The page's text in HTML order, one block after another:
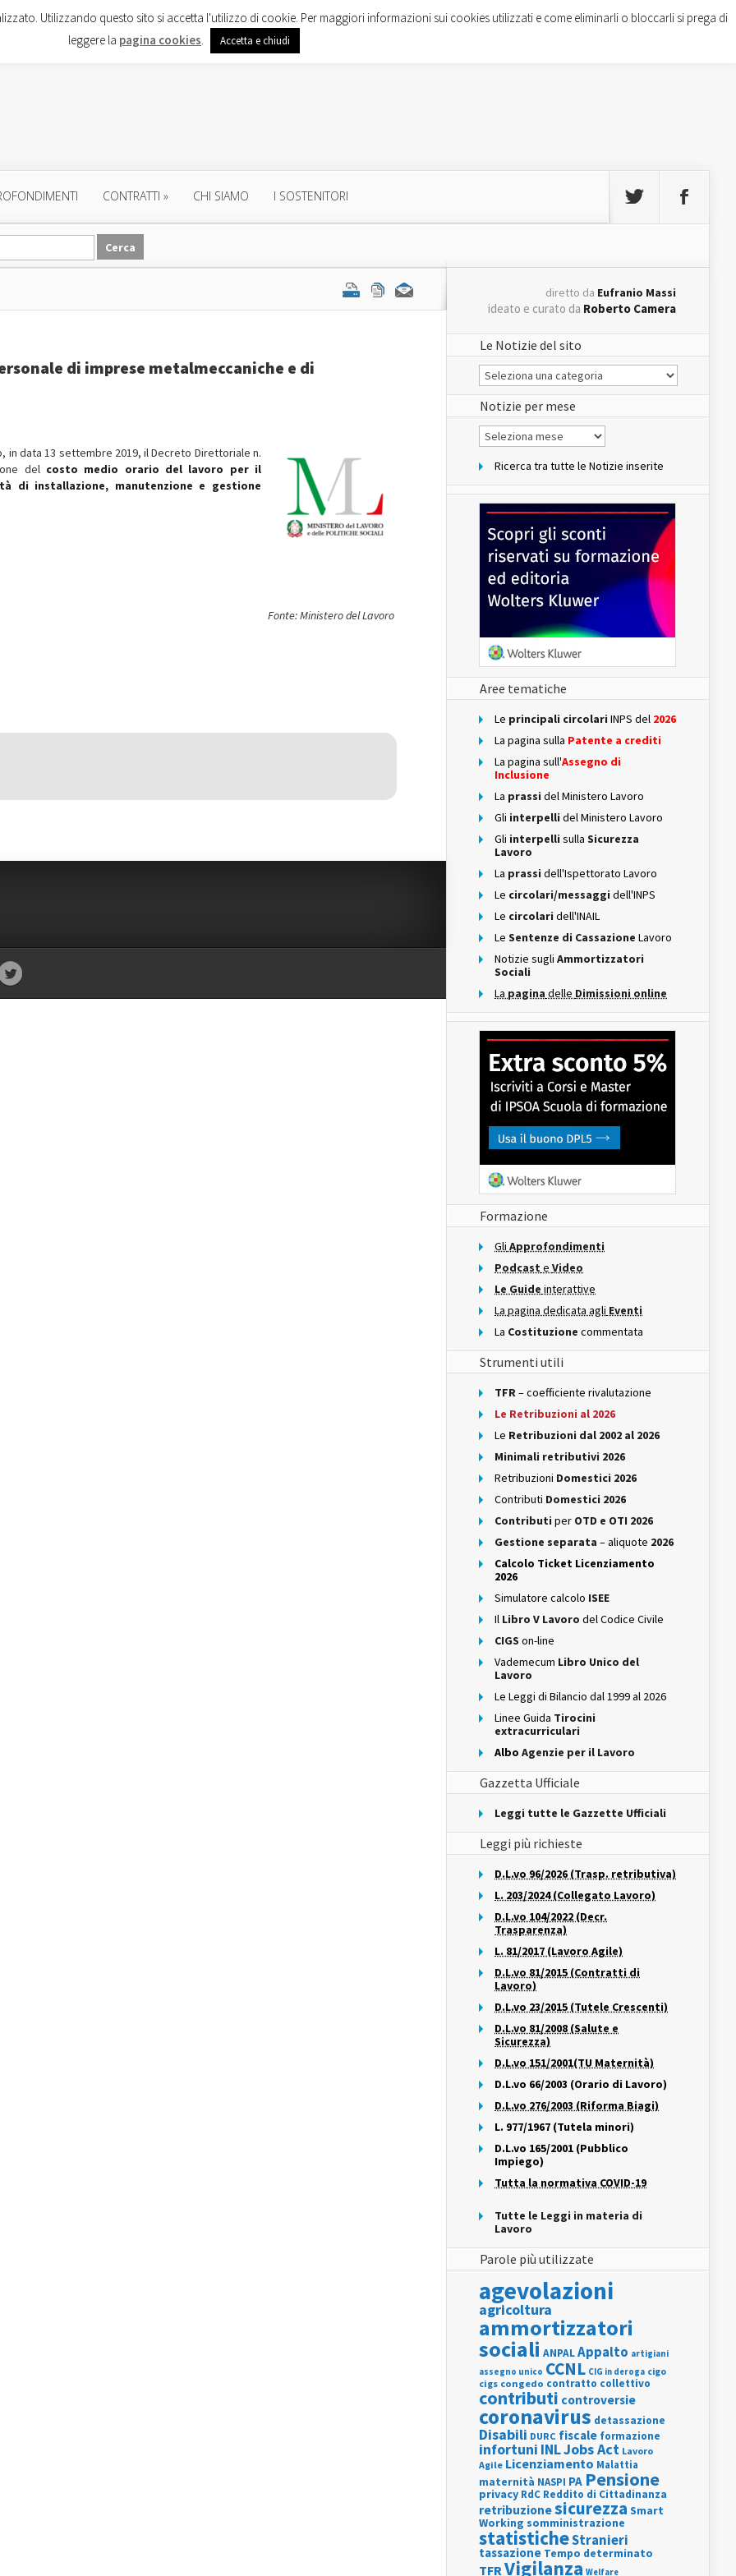
CONTRATTI » CHI SIAMO I SOSTENITORI
di imprese metalmeccaniche e di
in data 13 settembre 2019, il Decreto Direttoriale n.
del costo medio orario del lavoro per il
di installazione, manutenzione e gestione
Fonte: Ministero del Lavoro
diretto da Eufranio Massi
ideato e curato da Roberto Camera
Le Notizie del sito
Le
Notizie
del
sito
Notizie per mese
Notizie
per
Ricerca tra tutte le Notizie inserite
Aree tematiche
Le principali circolari INPS del 2026
La pagina sulla Patente a crediti
La pagina sull'Assegno di
Inclusione
La prassi del Ministero Lavoro
Gli interpelli del Ministero Lavoro
Gli interpelli sulla Sicurezza
Lavoro
La prassi dell'Ispettorato Lavoro
Le circolari/messaggi dell'INPS
Le circolari dell'INAIL
Le Sentenze di Cassazione Lavoro
Notizie sugli Ammortizzatori
Sociali
La pagina delle Dimissioni online
Formazione
Gli Approfondimenti
Podcast e Video
Le Guide interattive
La pagina dedicata agli Eventi
La Costituzione commentata
Strumenti utili
TFR– coefficiente rivalutazione
Le Retribuzioni al 2026
Le Retribuzioni dal 2002 al 2026
Minimali retributivi 2026
Retribuzioni Domestici 2026
Contributi Domestici 2026
Contributi per OTD e OTI 2026
Gestione separata – aliquote 2026
Calcolo Ticket Licenziamento
2026
Simulatore calcolo ISEE
Il Libro V Lavoro del Codice Civile
CIGS on-line
Vademecum Libro Unico del
Lavoro
Le Leggi di Bilancio dal 1999 al 2026
Linee Guida Tirocini
extracurriculari
Albo Agenzie per il Lavoro
Gazzetta Ufficiale
Leggi tutte le Gazzette Ufficiali
Leggi più richieste
D.L.vo 96/2026 (Trasp. retributiva)
L. 203/2024 (Collegato Lavoro)
D.L.vo 104/2022 (Decr.
Trasparenza)
L. 81/2017 (Lavoro Agile)
D.L.vo 81/2015 (Contratti di
Lavoro)
D.L.vo 23/2015 (Tutele Crescenti)
D.L.vo 81/2008 (Salute e
Sicurezza)
D.L.vo 151/2001(TU Maternità)
D.L.vo 66/2003 (Orario di Lavoro)
D.L.vo 276/2003 (Riforma Biagi)
L. 977/1967 (Tutela minori)
D.L.vo 165/2001 (Pubblico
Impiego)
Tutta la normativa COVID-19
Tutte le Leggi in materia di
Lavoro
Parole più utilizzate
agevolazioni
agricoltura
ammortizzatori
sociali ANPALAppalto artigiani
assegno unico CCNL CIG in deroga cigo
cigs congedo contratto collettivo
contributi controversie
coronavirus detassazione
Disabili DURC fiscale formazione
infortuni INLJobs Act Lavoro
Agile Licenziamento Malattia
maternità NASPI PA Pensione
privacy RdC Reddito di Cittadinanza
retribuzionesicurezza Smart
Working somministrazione
statisticheStranieri
tassazione Tempo determinato
TFRVigilanza Welfare
Utilizzando questo sito si accetta l'utilizzo di cookie. Per maggiori informazioni sui cookies utilizzati e come eliminarli o bloccarli si prega di
leggere la pagina cookies. Accetta e chiudi